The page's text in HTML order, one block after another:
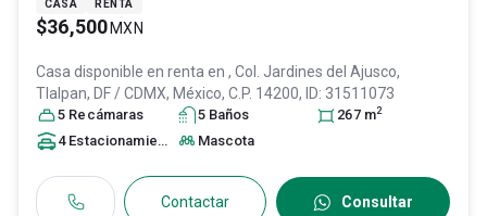
CASA RENTA
$36,500 MXN
Casa disponible en renta en , Col. Jardines del Ajusco,
Tlalpan, DF / CDMX, México, C.P. 14200, ID: 31511073
5 Recámaras 5 Baños 267 m2
4 Estacionamiento s Mascota
Contactar Consultar